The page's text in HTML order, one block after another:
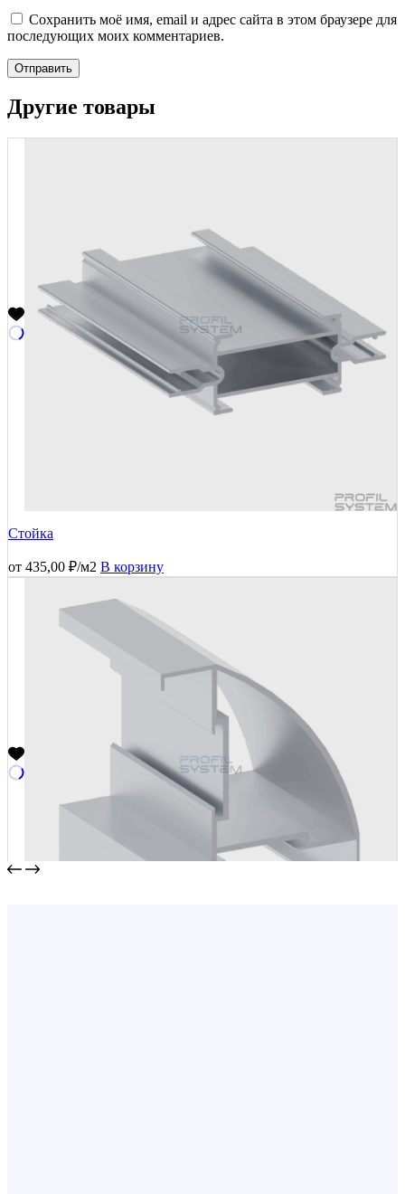
Сохранить моё имя, email и адрес сайта в этом браузере для
последующих моих комментариев.
Отправить
Другие товары
Стойка
от 435,00 ₽/м2 В корзину